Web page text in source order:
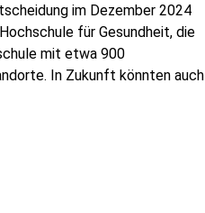
im Dezember 2024
für Gesundheit, die
mit etwa 900
In Zukunft könnten auch